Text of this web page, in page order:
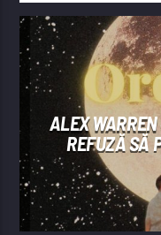
ALEX WARREN
REFUZĂ SĂ